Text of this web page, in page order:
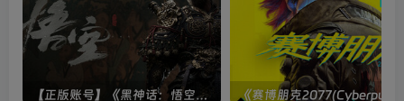
【正版账号】《黑神话：悟空(BLACK MYTH WU KONG)》